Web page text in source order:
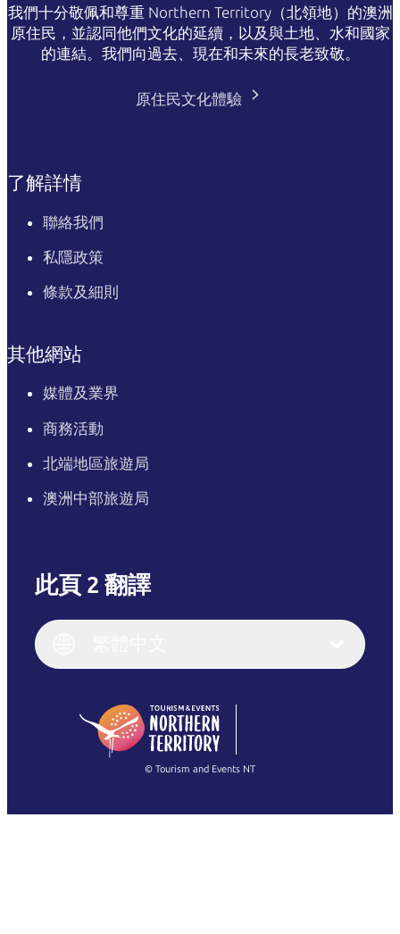
我們十分敬佩和尊重 Northern Territory（北領地）的澳洲
原住民，並認同他們文化的延續，以及與土地、水和國家
的連結。我們向過去、現在和未來的長老致敬。
原住民文化體驗
了解詳情
聯絡我們
私隱政策
條款及細則
其他網站
媒體及業界
商務活動
北端地區旅遊局
澳洲中部旅遊局
此頁 2 翻譯
English (US)
English
(Singapore)
Français
繁體中文
© Tourism and Events NT